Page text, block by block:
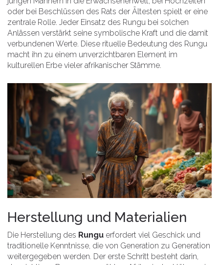
oder bei Beschlüssen des Rats der Ältesten spielt er eine
zentrale Rolle. Jeder Einsatz des Rungu bei solchen
Anlässen verstärkt seine symbolische Kraft und die damit
verbundenen Werte. Diese rituelle Bedeutung des Rungu
macht ihn zu einem unverzichtbaren Element im
kulturellen Erbe vieler afrikanischer Stämme.
Herstellung und Materialien
Die Herstellung des Rungu erfordert viel Geschick und
traditionelle Kenntnisse, die von Generation zu Generation
weitergegeben werden. Der erste Schritt besteht darin,